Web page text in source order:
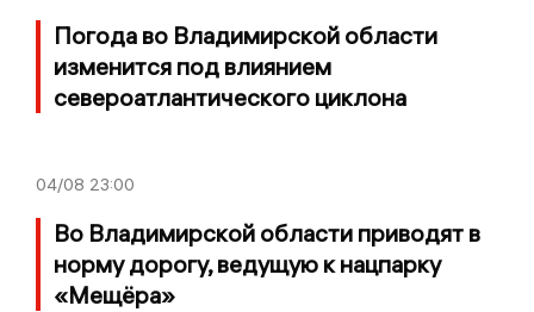
Погода во Владимирской области
изменится под влиянием
североатлантического циклона
04/08 23:00
Во Владимирской области приводят в
норму дорогу, ведущую к нацпарку
«Мещёра»